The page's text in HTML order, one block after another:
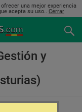
una mejor experiencia
acepta su uso.. Cerrar
y